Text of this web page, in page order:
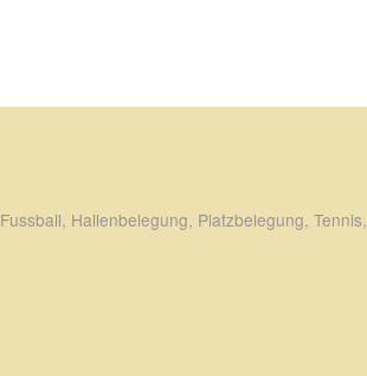
Fussball, Hallenbelegung, Platzbelegung, Tennis,